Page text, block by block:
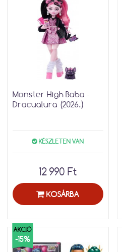
Monster High Baba -
Dracualura (2026.)
KÉSZLETEN VAN
12 990 Ft
KOSÁRBA
AKCIÓ
-15%